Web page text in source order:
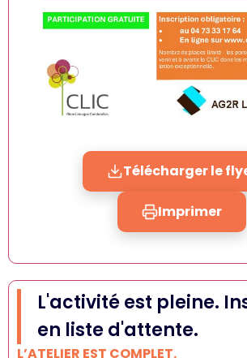
Télécharger le
Imprimer
L'activité est pleine.
en liste d'attente.
L’ATELIER EST COMPLET.